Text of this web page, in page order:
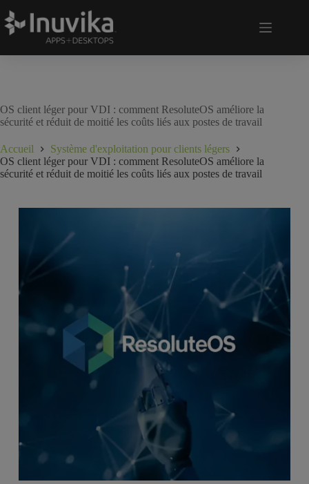
OS client léger pour VDI : comment ResoluteOS améliore la
sécurité et réduit de moitié les coûts liés aux postes de travail
Accueil
Système d'exploitation pour clients légers
OS client léger pour VDI : comment ResoluteOS améliore la
sécurité et réduit de moitié les coûts liés aux postes de travail